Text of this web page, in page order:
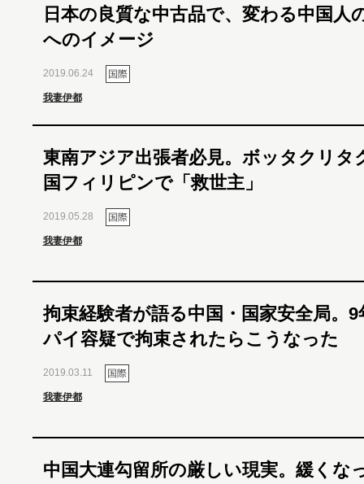
日本の良質な中古品で、変わる中国人
へのイメージ
2019.06.24 国際
我妻伊都
東南アジア出張者必見。ボッタクリタ
国フィリピンで「救世主」
2019.05.28 国際
我妻伊都
拘束経験者が語る中国・国家安全局。
パイ容疑で拘束されたらこうなった
2019.03.11 国際
我妻伊都
中国大連勾留所の厳しい現実。緩くな